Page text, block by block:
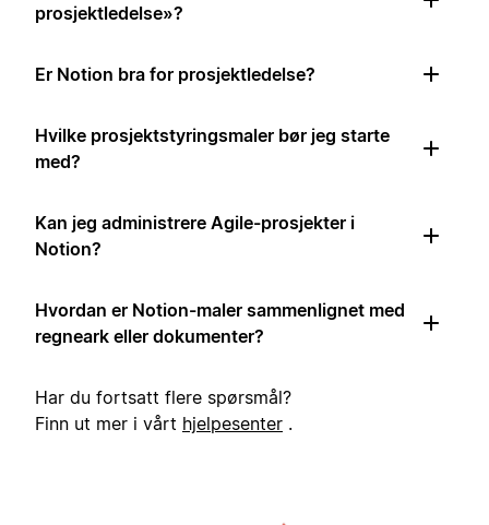
prosjektledelse»?
Er Notion bra for prosjektledelse?
Hvilke prosjektstyringsmaler bør jeg starte
med?
Kan jeg administrere Agile-prosjekter i
Notion?
Hvordan er Notion-maler sammenlignet med
regneark eller dokumenter?
Har du fortsatt flere spørsmål?
Finn ut mer i vårt hjelpesenter .